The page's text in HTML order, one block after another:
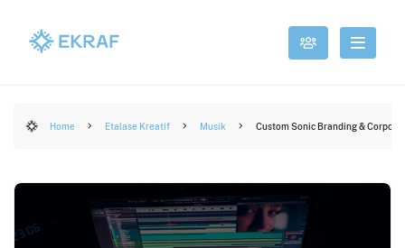
Home Etalase Kreatif Musik Custom Sonic Branding &